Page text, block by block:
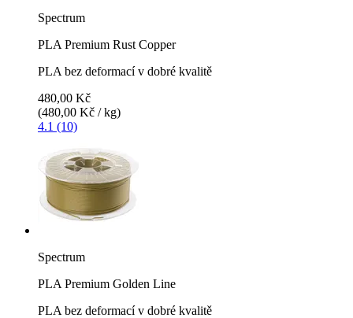
Spectrum
PLA Premium Rust Copper
PLA bez deformací v dobré kvalitě
480,00 Kč
(480,00 Kč / kg)
4.1 (10)
Spectrum
PLA Premium Golden Line
PLA bez deformací v dobré kvalitě